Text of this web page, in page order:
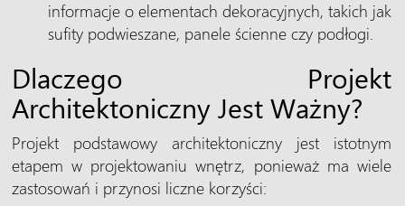
informacje o elementach dekoracyjnych, takich jak
sufity podwieszane, panele ścienne czy podłogi.
Dlaczego Projekt
Architektoniczny Jest Ważny?
Projekt podstawowy architektoniczny jest istotnym
etapem w projektowaniu wnętrz, ponieważ ma wiele
zastosowań i przynosi liczne korzyści: